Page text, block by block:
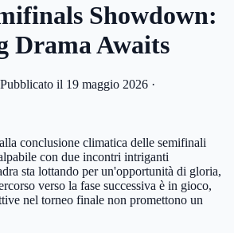
Showdown:
Drama Awaits
Pubblicato il 19 maggio 2026 ·
conclusione climatica delle semifinali
con due incontri intriganti
sta lottando per un'opportunità di gloria,
verso la fase successiva è in gioco,
nel torneo finale non promettono un